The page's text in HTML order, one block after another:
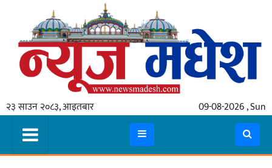
२३ साउन २०८३, आइतबार 09-08-2026 , Sun
गृहपृष्ठ
स्थानीय
प्रदेश